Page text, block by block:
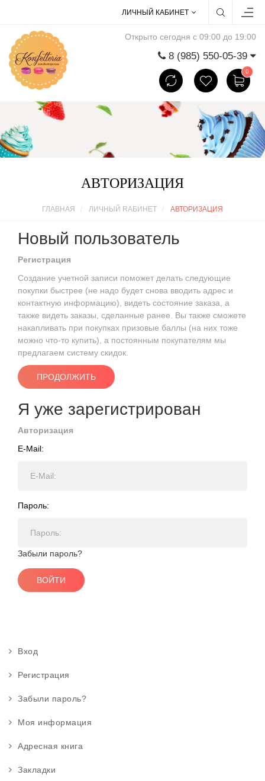
ЛИЧНЫЙ КАБИНЕТ
Открыто сегодня с 09:00 до 19:00
8 (985) 550-05-39
0
АВТОРИЗАЦИЯ
ГЛАВНАЯ ЛИЧНЫЙ RАБИНЕТ АВТОРИЗАЦИЯ
Новый пользователь
Регистрация
Создание учетной записи поможет делать следующие
покупки быстрее (не надо будет снова вводить адрес и
контактную информацию), видеть состояние заказа, а
также видеть заказы, сделанные ранее. Вы также сможете
накапливать при покупках призовые баллы (на них тоже
можно что-то купить), а постоянным покупателям мы
предлагаем систему скидок.
ПРОДОЛЖИТЬ
Я уже зарегистрирован
Авторизация
E-Mail:
Пароль:
Забыли пароль?
Вход
Регистрация
Забыли пароль?
Моя информация
Адресная книга
Закладки